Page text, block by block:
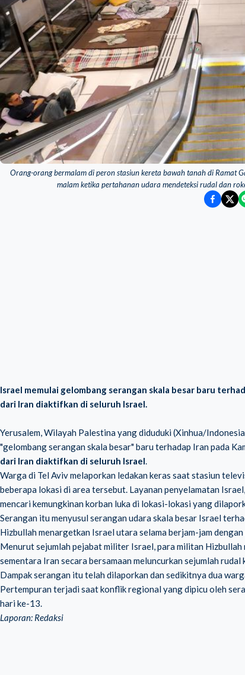
Orang-orang bermalam di peron stasiun kereta bawah tanah di
malam ketika pertahanan udara mendeteksi rudal dan
Israel memulai gelombang serangan skala besar baru
dari Iran diaktifkan di seluruh Israel.
Yerusalem, Wilayah Palestina yang diduduki (Xinhua/
"gelombang serangan skala besar" baru terhadap Iran pada
dari Iran diaktifkan di seluruh Israel.
Warga di Tel Aviv melaporkan ledakan keras saat stasiun
beberapa lokasi di area tersebut. Layanan penyelamatan
mencari kemungkinan korban luka di lokasi-lokasi yang
Serangan itu menyusul serangan udara skala besar Israel
Hizbullah menargetkan Israel utara selama berjam-jam
Menurut sejumlah pejabat militer Israel, para militan Hizbullah
sementara Iran secara bersamaan meluncurkan sejumlah
Dampak serangan itu telah dilaporkan dan sedikitnya dua
Pertempuran terjadi saat konflik regional yang dipicu oleh
hari ke-13.
Laporan: Redaksi